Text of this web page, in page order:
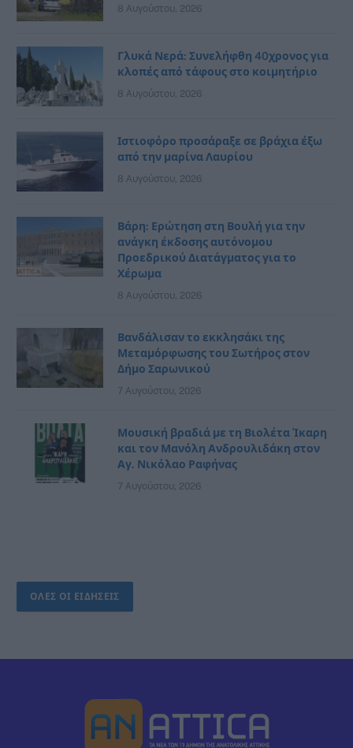
8 Αυγούστου, 2026
Γλυκά Νερά: Συνελήφθη 40χρονος για
κλοπές από τάφους στο κοιμητήριο
8 Αυγούστου, 2026
Ιστιοφόρο προσάραξε σε βράχια έξω
από την μαρίνα Λαυρίου
8 Αυγούστου, 2026
Βάρη: Ερώτηση στη Βουλή για την
ανάγκη έκδοσης αυτόνομου
Προεδρικού Διατάγματος για το
Χέρωμα
8 Αυγούστου, 2026
Βανδάλισαν το εκκλησάκι της
Μεταμόρφωσης του Σωτήρος στον
Δήμο Σαρωνικού
7 Αυγούστου, 2026
Μουσική βραδιά με τη Βιολέτα Ίκαρη
και τον Μανόλη Ανδρουλιδάκη στον
Αγ. Νικόλαο Ραφήνας
7 Αυγούστου, 2026
ΟΛΕΣ ΟΙ ΕΙΔΗΣΕΙΣ